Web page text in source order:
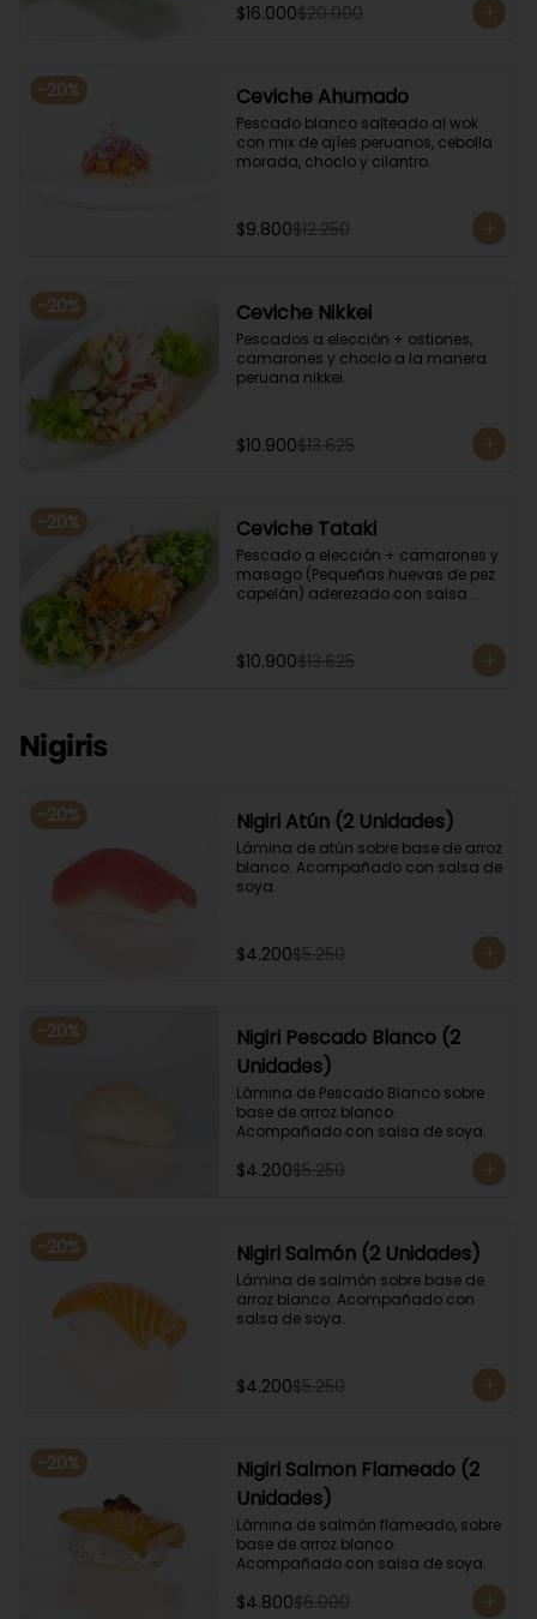
$16.000$20.000
-20% Ceviche Ahumado
Pescado blanco salteado al wok
con mix de ajíes peruanos, cebolla
morada, choclo y cilantro.
$9.800$12.250
-20% Ceviche Nikkei
Pescados a elección + ostiones,
camarones y choclo a la manera
peruana nikkei.
$10.900$13.625
-20% Ceviche Tataki
Pescado a elección + camarones y
masago (Pequeñas huevas de pez
capelán) aderezado con salsa
$10.900$13.625
Nigiris
-20% Nigiri Atún (2 Unidades)
Lámina de atún sobre base de arroz
blanco. Acompañado con salsa de
soya.
$4.200$5.250
-20%
Nigiri Pescado Blanco (2
Unidades)
Lámina de Pescado Blanco sobre
base de arroz blanco.
Acompañado con salsa de soya.
$4.200$5.250
-20% Nigiri Salmón (2 Unidades)
Lámina de salmón sobre base de
arroz blanco. Acompañado con
salsa de soya.
$4.200$5.250
-20%
Nigiri Salmon Flameado (2
Unidades)
Lámina de salmón flameado, sobre
base de arroz blanco.
Acompañado con salsa de soya.
$4.800$6.000